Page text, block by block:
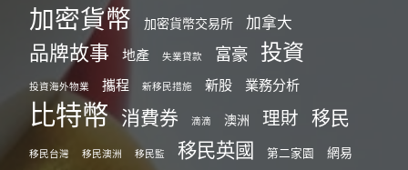
加密貨幣 加密貨幣交易所 加拿大
品牌故事 地產 失業貸款 富豪 投資
投資海外物業 攜程 新移民措施 新股 業務分析
比特幣 消費券 滴滴 澳洲 理財 移民
移民台灣 移民澳洲 移民監 移民英國 第二家園 網易